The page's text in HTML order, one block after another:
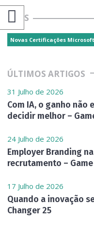
TAGS
Novas Certificações Microsoft
ÚLTIMOS ARTIGOS
31 Julho de 2026
Com IA, o ganho não
decidir melhor –
24 Julho de 2026
Employer Branding
recrutamento –
17 Julho de 2026
Quando a inovação
Changer 25